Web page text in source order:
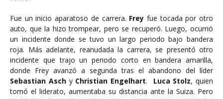
Fue un inicio aparatoso de carrera. Frey fue tocada por otro
auto, que la hizo trompear, pero se recuperó. Luego, ocurrió
un incidente donde se tuvo un largo periodo bajo bandera
roja. Más adelante, reanudada la carrera, se presentó otro
incidente que trajo un periodo corto en bandera amarilla,
donde Frey avanzó a segunda tras el abandono del líder
Sebastian Aschy Christian Engelhart. Luca Stolz, quien
tomó el liderato, aumentaba su distancia ante la Suiza. Pero